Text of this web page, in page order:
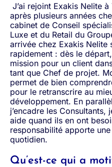
J’ai rejoint Exakis Nelite
après plusieurs années
cabinet de Conseil
Luxe et du Retail du
arrivée chez Exakis Nelite
rapidement : dès le
mission pour un client
tant que Chef de projet.
permet de bien
pour le retranscrire au
développement. En
j’encadre les
aide quand ils en ont
responsabilité apporte
quotidien.
Qu’est-ce qui a